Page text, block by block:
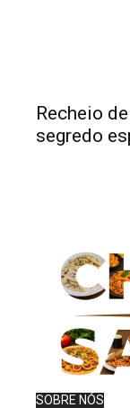
Recheio
segredo
SOBRE NÓS